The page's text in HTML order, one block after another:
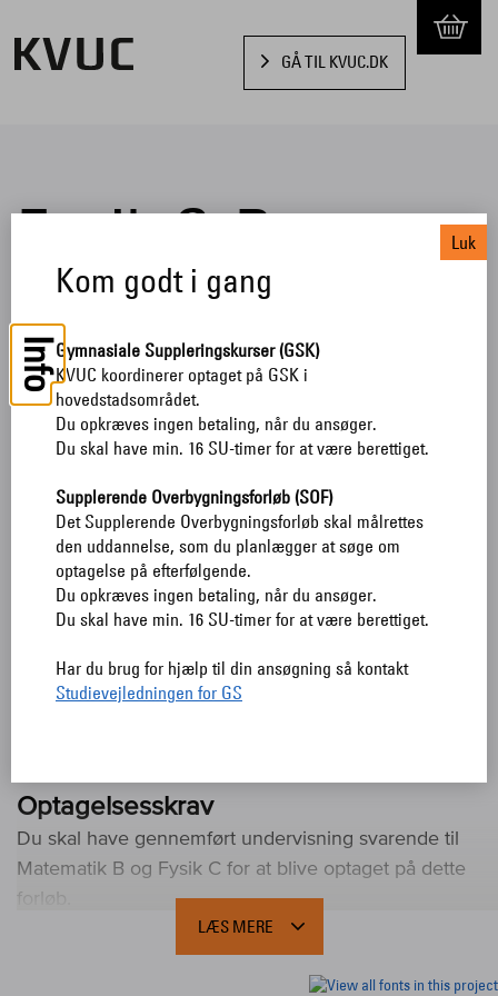
GÅ TIL KVUC.DK
Fysik C-B
TILBAGE TIL SØGNING
Pris: DKK 550,00
Skal jeg betale for mine fag?
Om faget
I FysikC-B arbejdes med at opstille og anvende
fysiske modeller samt at foretage beregninger af
fysiske størrelser. Endvidere arbejdes
efterfølgende databehandling.Du vil få kendskab til
simulering eller styring af fysiske systemer .....
Optagelsesskrav
Du skal have gennemført undervisning svarende til
Matematik B og Fysik C for at blive optaget på dette
forløb.
LÆS MERE
Info
Kom godt i gang
Gymnasiale Suppleringskurser (GSK)
KVUC koordinerer optaget på GSK i
hovedstadsområdet.
Du opkræves ingen betaling, når du ansøger.
Du skal have min. 16 SU-timer for at være berettiget.
Supplerende Overbygningsforløb (SOF)
Det Supplerende Overbygningsforløb skal målrettes
den uddannelse, som du planlægger at søge om
optagelse på efterfølgende.
Du opkræves ingen betaling, når du ansøger.
Du skal have min. 16 SU-timer for at være berettiget.
Har du brug for hjælp til din ansøgning så kontakt
Studievejledningen for GS
Luk